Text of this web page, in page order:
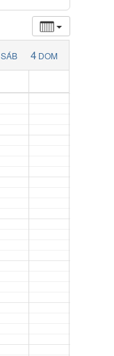
SÁB 4 DOM